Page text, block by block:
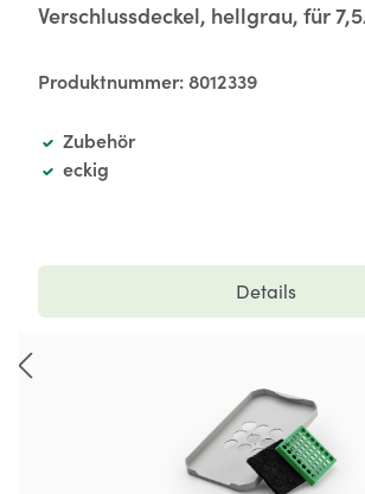
Verschlussdeckel, hellgrau, für
Produktnummer:8012339
Zubehör
eckig
Details